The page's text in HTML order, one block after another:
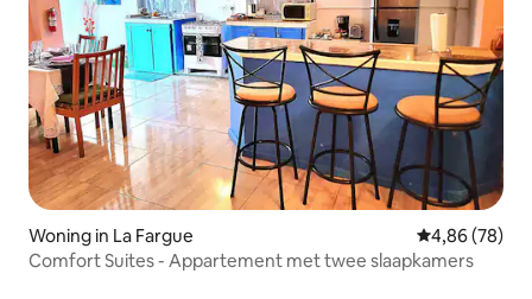
Woning in La Fargue Gemiddelde
4,86 (78)
Comfort Suites - Appartement met twee slaapkamers